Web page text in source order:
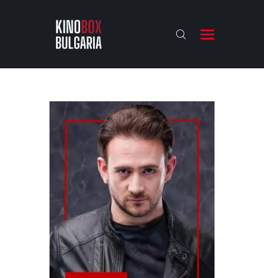
KINOBOX BULGARIA
АНАЛИЗИ
БАХТИ НАГРАДИТЕ
ИНТЕРВЮТА
ЗА НАС